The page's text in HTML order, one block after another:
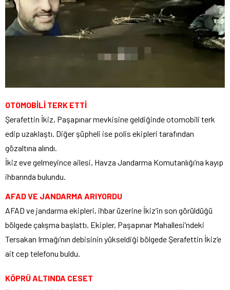
OTOMOBİLİ TERK ETTİ
Şerafettin İkiz, Paşapınar mevkisine geldiğinde otomobili terk
edip uzaklaştı. Diğer şüpheli ise polis ekipleri tarafından
gözaltına alındı.
İkiz eve gelmeyince ailesi, Havza Jandarma Komutanlığı’na kayıp
ihbarında bulundu.
AFAD VE JANDARMA ARIYORDU
AFAD ve jandarma ekipleri, ihbar üzerine İkiz’in son görüldüğü
bölgede çalışma başlattı. Ekipler, Paşapınar Mahallesi’ndeki
Tersakan Irmağı’nın debisinin yükseldiği bölgede Şerafettin İkiz’e
ait cep telefonu buldu.
KÖPRÜ ALTINDA CESET